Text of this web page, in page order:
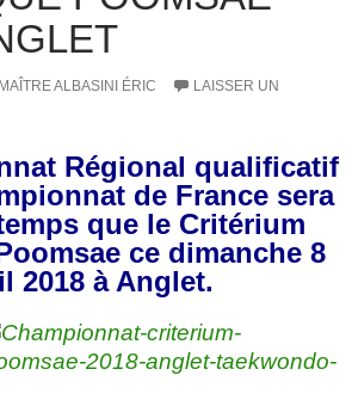
MAÎTRE ALBASINI ÉRIC
LAISSER UN
Régional qualificatif
de France sera
que le Critérium
ce dimanche 8
2018 à Anglet.